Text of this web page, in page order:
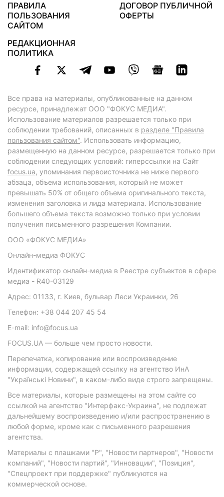
ПРАВИЛА
ПОЛЬЗОВАНИЯ
САЙТОМ
ДОГОВОР ПУБЛИЧНОЙ
ОФЕРТЫ
РЕДАКЦИОННАЯ
ПОЛИТИКА
Все права на материалы, опубликованные на данном
ресурсе, принадлежат ООО "ФОКУС МЕДИА".
Использование материалов разрешается только при
соблюдении требований, описанных в разделе "Правила
пользования сайтом". Использовать информацию,
размещенную на данном ресурсе, разрешается только при
соблюдении следующих условий: гиперссылки на Сайт
focus.ua, упоминания первоисточника не ниже первого
абзаца, объема использования, который не может
превышать 50% от общего объема оригинального текста,
изменения заголовка и лида материала. Использование
большего объема текста возможно только при условии
получения письменного разрешения Компании.
ООО «ФОКУС МЕДИА»
Онлайн-медиа ФОКУС
Идентификатор онлайн-медиа в Реестре субъектов в сфере
медиа - R40-03129
Адрес: 01133, г. Киев, бульвар Леси Украинки, 26
Телефон: +38 044 207 45 54
E-mail: info@focus.ua
FOCUS.UA — больше чем просто новости.
Перепечатка, копирование или воспроизведение
информации, содержащей ссылку на агентство ИнА
"Українські Новини", в каком-либо виде строго запрещены.
Все материалы, которые размещены на этом сайте со
ссылкой на агентство "Интерфакс-Украина", не подлежат
дальнейшему воспроизведению и/или распространению в
любой форме, кроме как с письменного разрешения
агентства.
Материалы с плашками "Р", "Новости партнеров", "Новости
компаний", "Новости партий", "Инновации", "Позиция",
"Спецпроект при поддержке" публикуются на
коммерческой основе.